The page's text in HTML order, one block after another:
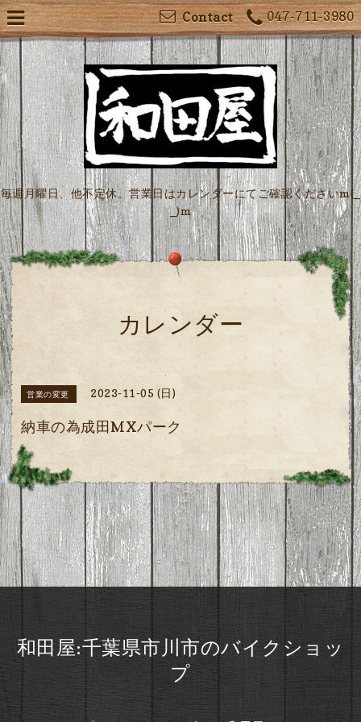
047-711-3980
Contact
毎週月曜日、他不定休。営業日はカレンダーにてご確認くださいm(_
_)m
カレンダー
営業の変更 2023-11-05 (日)
納車の為成田MXパーク
和田屋:千葉県市川市のバイクショッ
プ